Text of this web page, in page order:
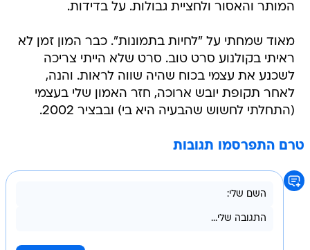
המותר והאסור ולחציית גבולות. על בדידות.
מאוד שמחתי על "לחיות בתמונות". כבר המון זמן לא
ראיתי בקולנוע סרט טוב. סרט שלא הייתי צריכה
לשכנע את עצמי בכוח שהיה שווה לראות. והנה,
לאחר תקופת יובש ארוכה, חזר האמון שלי בעצמי
(התחלתי לחשוש שהבעיה היא בי) ובבציר 2002.
טרם התפרסמו תגובות